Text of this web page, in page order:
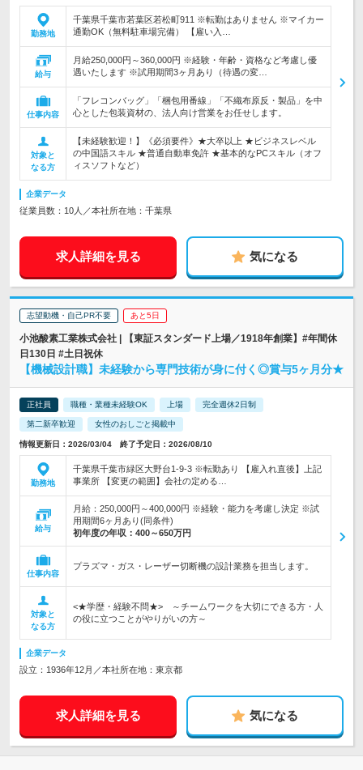
勤務地
千葉県千葉市若葉区若松町911 ※転勤はありません ※マイカー
通勤OK（無料駐車場完備） 【雇い入…
給与
月給250,000円～360,000円 ※経験・年齢・資格など考慮し優
遇いたします ※試用期間3ヶ月あり（待遇の変…
仕事内容
「フレコンバッグ」「梱包用番線」「不織布原反・製品」を中
心とした包装資材の、法人向け営業をお任せします。
対象と
なる方
【未経験歓迎！】《必須要件》★大卒以上 ★ビジネスレベル
の中国語スキル ★普通自動車免許 ★基本的なPCスキル（オフ
ィスソフトなど）
企業データ
従業員数：10人／本社所在地：千葉県
求人詳細を見る 気になる
志望動機・自己PR不要 あと5日
小池酸素工業株式会社 | 【東証スタンダード上場／1918年創業】#年間休
日130日 #土日祝休
【機械設計職】未経験から専門技術が身に付く◎賞与5ヶ月分★
正社員 職種・業種未経験OK 上場 完全週休2日制
第二新卒歓迎 女性のおしごと掲載中
情報更新日：2026/03/04 終了予定日：2026/08/10
勤務地
千葉県千葉市緑区大野台1-9-3 ※転勤あり 【雇入れ直後】上記
事業所 【変更の範囲】会社の定める…
給与
月給：250,000円～400,000円 ※経験・能力を考慮し決定 ※試
用期間6ヶ月あり(同条件)
初年度の年収： 400～650万円
仕事内容
プラズマ・ガス・レーザー切断機の設計業務を担当します。
対象と
なる方
<★学歴・経験不問★> ～チームワークを大切にできる方・人
の役に立つことがやりがいの方～
企業データ
設立：1936年12月／本社所在地：東京都
求人詳細を見る 気になる